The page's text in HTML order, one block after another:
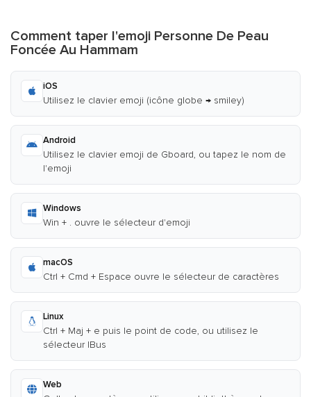
Comment taper l'emoji Personne De Peau
Foncée Au Hammam
iOS
Utilisez le clavier emoji (icône globe → smiley)
Android
Utilisez le clavier emoji de Gboard, ou tapez le nom de
l'emoji
Windows
Win + . ouvre le sélecteur d'emoji
macOS
Ctrl + Cmd + Espace ouvre le sélecteur de caractères
Linux
Ctrl + Maj + e puis le point de code, ou utilisez le
sélecteur IBus
Web